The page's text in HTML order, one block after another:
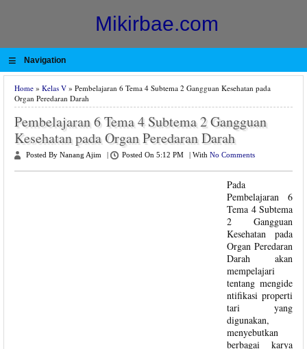
Mikirbae.com
≡ Navigation
Home » Kelas V » Pembelajaran 6 Tema 4 Subtema 2 Gangguan Kesehatan pada
Organ Peredaran Darah
Pembelajaran 6 Tema 4 Subtema 2 Gangguan
Kesehatan pada Organ Peredaran Darah
Posted By Nanang Ajim Posted On 5:12 PM With No Comments
Pada
Pembelajaran 6
Tema 4 Subtema
2 Gangguan
Kesehatan pada
Organ Peredaran
Darah akan
mempelajari
tentang mengide
ntifikasi properti
tari yang
digunakan,
menyebutkan
berbagai karya